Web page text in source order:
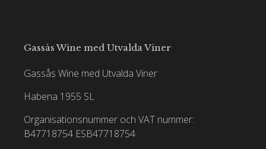
Gassås Wine med Utvalda Viner
Gassås Wine med Utvalda Viner
Habena 1955 SL
Organisationsnummer och VAT nummer:
B47718754 ESB47718754